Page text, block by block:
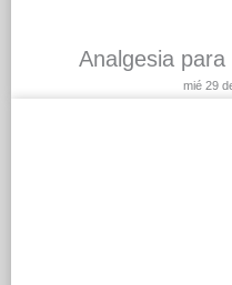
Analgesia
mié 29